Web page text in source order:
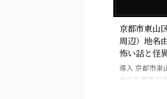
た。ところが
は早くから荒
「都の外」と
境界の暗がり
す。…お気づ
の入口として
が、なぜこれ
京都市東山
周辺）――地
怖い話と怪
導入 京都市東
寺の五重塔が